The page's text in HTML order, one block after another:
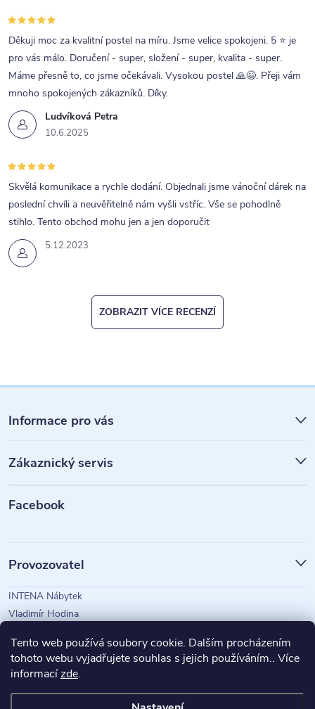
Tento web používá soubory cookie. Dalším procházením
tohoto webu vyjadřujete souhlas s jejich používáním.. Více
informacízde.
Ludvíková Petra
10.6.2025
Děkuji moc za kvalitní postel na míru. Jsme velice spokojeni. 5 ⭐ je
pro vás málo. Doručení - super, složení - super, kvalita - super.
Máme přesně to, co jsme očekávali. Vysokou postel 🙏😉. Přeji vám
mnoho spokojených zákazníků. Díky.
5.12.2023
Skvělá komunikace a rychle dodání. Objednali jsme vánoční dárek na
poslední chvíli a neuvěřitelně nám vyšli vstříc. Vše se pohodlně
stihlo. Tento obchod mohu jen a jen doporučit
ZOBRAZIT VÍCE RECENZÍ
á
p
a
Informace pro vás
Zákaznický servis
Facebook
Provozovatel
INTENA Nábytek
Vladimír Hodina